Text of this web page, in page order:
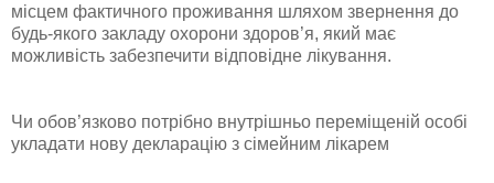
місцем фактичного проживання шляхом звернення до
будь-якого закладу охорони здоров’я, який має
можливість забезпечити відповідне лікування.
Чи обов’язково потрібно внутрішньо переміщеній особі
укладати нову декларацію з сімейним лікарем